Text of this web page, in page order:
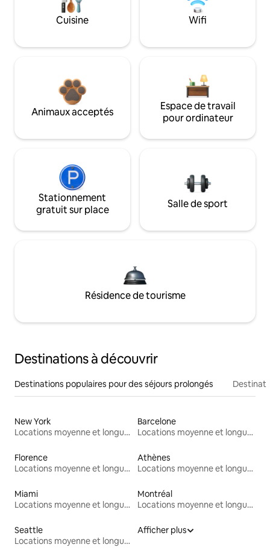
Cuisine Wifi
Animaux acceptés
Espace de travail
pour ordinateur
Stationnement
gratuit sur place
Salle de sport
Résidence de tourisme
Destinations à découvrir
Destinations populaires pour des séjours prolongés
New York
Locations moyenne et longue durée
Barcelone
Locations moyenne et longue durée
Florence
Locations moyenne et longue durée
Athènes
Locations moyenne et longue durée
Miami
Locations moyenne et longue durée
Montréal
Locations moyenne et longue durée
Seattle
Locations moyenne et longue durée
Afficher plus